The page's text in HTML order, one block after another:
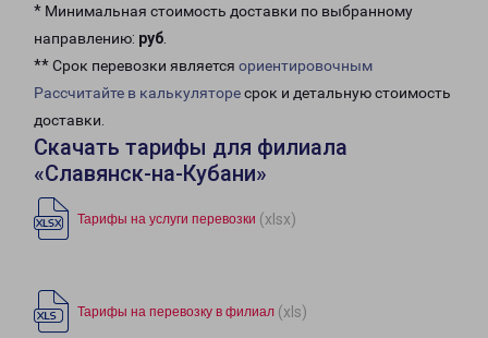
* Минимальная стоимость доставки по выбранному
направлению: руб.
** Срок перевозки является ориентировочным
Рассчитайте в калькуляторесрок и детальную стоимость
доставки.
Скачать тарифы для филиала
«Славянск-на-Кубани»
Тарифы на услуги перевозки (xlsx)
Тарифы на перевозку в филиал (xls)